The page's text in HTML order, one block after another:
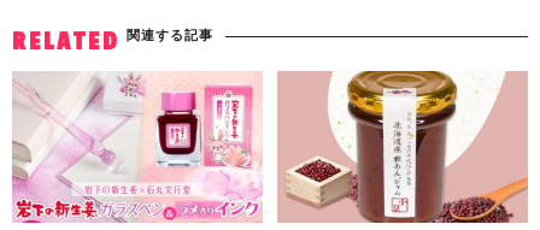
RELATED 関連する記事